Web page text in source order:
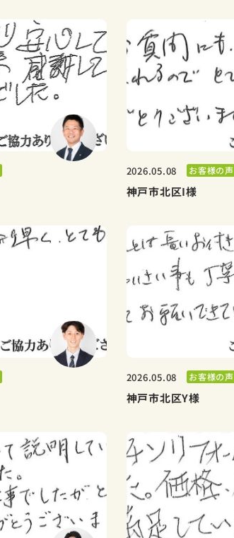
2026.05.08 お客様の声
神戸市北区I様
2026.05.08 お客様の声
神戸市北区Y様